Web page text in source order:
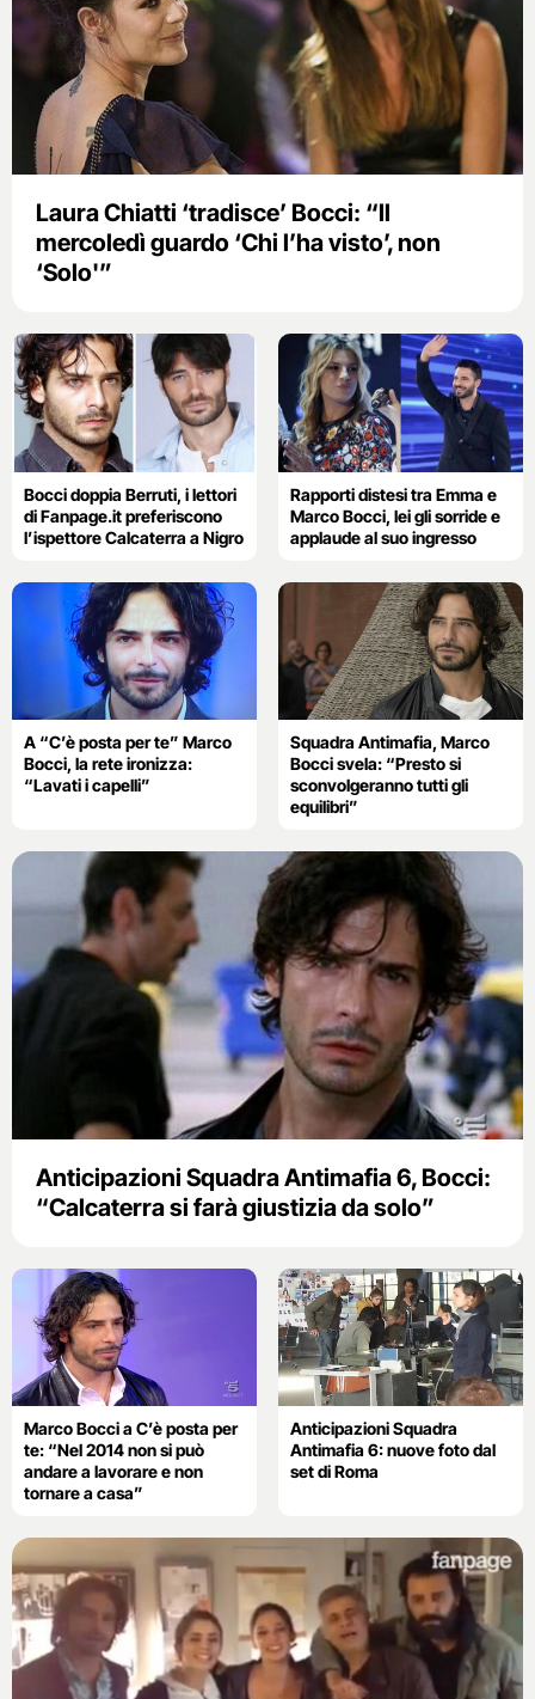
Laura Chiatti ‘tradisce’ Bocci: “Il
mercoledì guardo ‘Chi l’ha visto’, non
‘Solo'”
Bocci doppia Berruti, i lettori
di Fanpage.it preferiscono
l’ispettore Calcaterra a Nigro
Rapporti distesi tra Emma e
Marco Bocci, lei gli sorride e
applaude al suo ingresso
A “C’è posta per te” Marco
Bocci, la rete ironizza:
“Lavati i capelli”
Squadra Antimafia, Marco
Bocci svela: “Presto si
sconvolgeranno tutti gli
equilibri”
Anticipazioni Squadra Antimafia 6, Bocci:
“Calcaterra si farà giustizia da solo”
Marco Bocci a C’è posta per
te: “Nel 2014 non si può
andare a lavorare e non
tornare a casa”
Anticipazioni Squadra
Antimafia 6: nuove foto dal
set di Roma